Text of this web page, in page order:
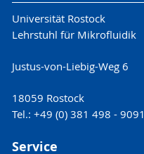
Universität Rostock
Lehrstuhl für Mikrofluidik
Justus-von-Liebig-Weg 6
18059 Rostock
Tel.: +49 (0) 381 498 - 9091
Service